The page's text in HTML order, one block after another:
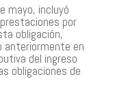
mayo, incluyó
por
obligación,
anteriormente en
del ingreso
obligaciones de